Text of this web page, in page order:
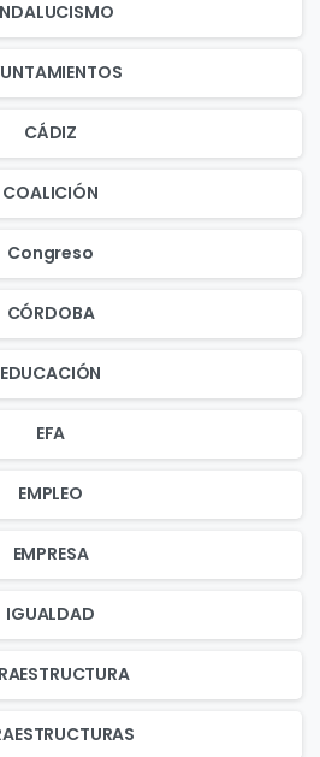
CÁDIZ
COALICIÓN
Congreso
CÓRDOBA
EDUCACIÓN
EFA
EMPLEO
EMPRESA
IGUALDAD